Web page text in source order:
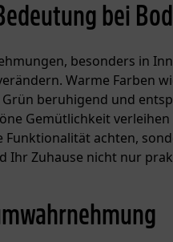
bei
besonders in
Warme Farben
beruhigend und
Gemütlichkeit
achten,
Ihr Zuhause nicht nur